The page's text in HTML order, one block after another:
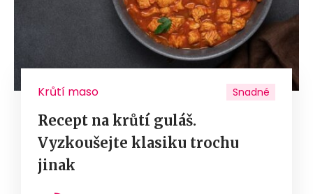
Krůtí maso Snadné
Recept na krůtí guláš.
Vyzkoušejte klasiku trochu
jinak